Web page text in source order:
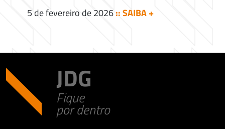
5 de fevereiro de 2026:: SAIBA +
JDG
Fique
por dentro